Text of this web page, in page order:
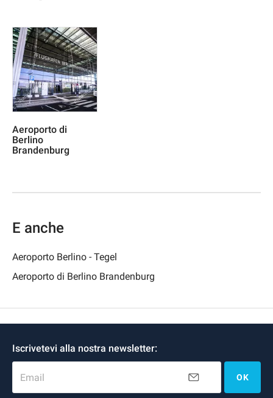
Aeroporto di
Berlino
Brandenburg
E anche
Aeroporto Berlino - Tegel
Aeroporto di Berlino Brandenburg
Iscrivetevi alla nostra newsletter:
Email OK